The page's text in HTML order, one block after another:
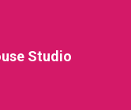
Studio